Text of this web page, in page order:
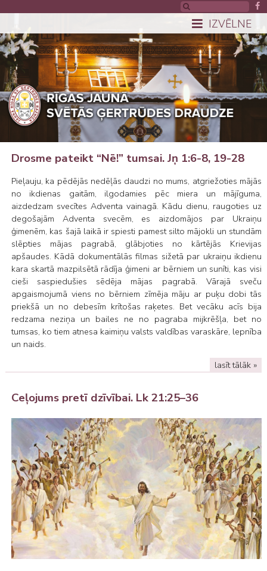
IZVĒLNE
Drosme pateikt “Nē!” tumsai. Jņ 1:6-8, 19-28
Pieļauju, ka pēdējās nedēļās daudzi no mums, atgriežoties mājās
no ikdienas gaitām, ilgodamies pēc miera un mājīguma,
aizdedzam svecītes Adventa vainagā. Kādu dienu, raugoties uz
degošajām Adventa svecēm, es aizdomājos par Ukraiņu
ģimenēm, kas šajā laikā ir spiesti pamest silto mājokli un stundām
slēpties mājas pagrabā, glābjoties no kārtējās Krievijas
apšaudes. Kādā dokumentālās filmas sižetā par ukraiņu ikdienu
kara skartā mazpilsētā rādīja ģimeni ar bērniem un sunīti, kas visi
cieši saspiedušies sēdēja mājas pagrabā. Vārajā sveču
apgaismojumā viens no bērniem zīmēja māju ar puķu dobi tās
priekšā un no debesīm krītošas raķetes. Bet vecāku acīs bija
redzama neziņa un bailes ne no pagraba mijkrēšļa, bet no
tumsas, ko tiem atnesa kaimiņu valsts valdības varaskāre, lepnība
un naids.
lasīt tālāk »
Ceļojums pretī dzīvībai. Lk 21:25–36